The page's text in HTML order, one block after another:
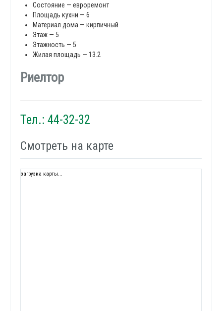
Состояние — евроремонт
Площадь кухни — 6
Материал дома — кирпичный
Этаж — 5
Этажность — 5
Жилая площадь — 13.2
Риелтор
Тел.: 44-32-32
Смотреть на карте
загрузка карты...